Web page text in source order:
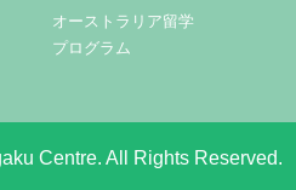
オーストラリア留学
プログラム
Centre. All Rights Reserved.